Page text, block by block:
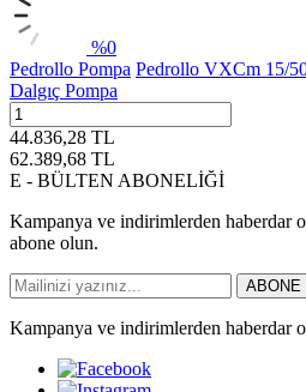
%0
Pedrollo Pompa Pedrollo VXCm 15/
Dalgıç Pompa
44.836,28 TL
62.389,68 TL
E - BÜLTEN ABONELİĞİ
Kampanya ve indirimlerden haberdar
abone olun.
ABONE
Kampanya ve indirimlerden haberdar